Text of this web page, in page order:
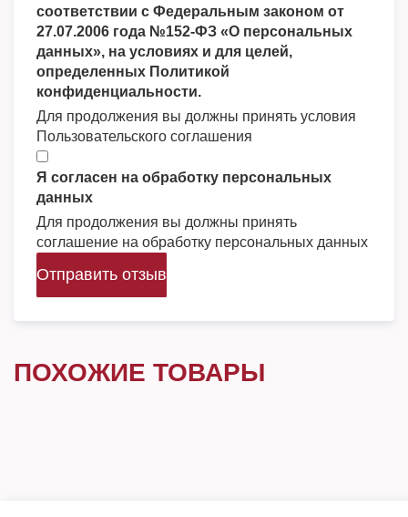
соответствии с Федеральным законом от
27.07.2006 года №152-ФЗ «О персональных
данных», на условиях и для целей,
определенных Политикой
конфиденциальности.
Для продолжения вы должны принять условия
Пользовательского соглашения
Я согласен на обработку персональных
данных
Для продолжения вы должны принять
соглашение на обработку персональных данных
Отправить отзыв
ПОХОЖИЕ ТОВАРЫ